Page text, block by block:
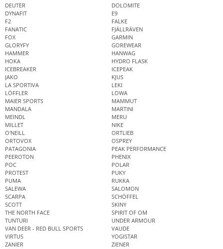
DEUTER
DOLOMITE
DYNAFIT
E9
F2
FALKE
FANATIC
FJÄLLRÄVEN
FOX
GARMIN
GLORYFY
GOREWEAR
HAMMER
HANWAG
HOKA
HYDRO FLASK
ICEBREAKER
ICEPEAK
JAKO
KJUS
LA SPORTIVA
LEKI
LÖFFLER
LOWA
MAIER SPORTS
MAMMUT
MANDALA
MARTINI
MEINDL
MERU
MILLET
NIKE
O'NEILL
ORTLIEB
ORTOVOX
OSPREY
PATAGONIA
PEAK PERFORMANCE
PEEROTON
PHENIX
POC
POLAR
PROTEST
PUKY
PUMA
RUKKA
SALEWA
SALOMON
SCARPA
SCHÖFFEL
SCOTT
SKINY
THE NORTH FACE
SPIRIT OF OM
TUNTURI
UNDER ARMOUR
VAN DEER - RED BULL SPORTS
VAUDE
VIRTUS
YOGISTAR
ZANIER
ZIENER